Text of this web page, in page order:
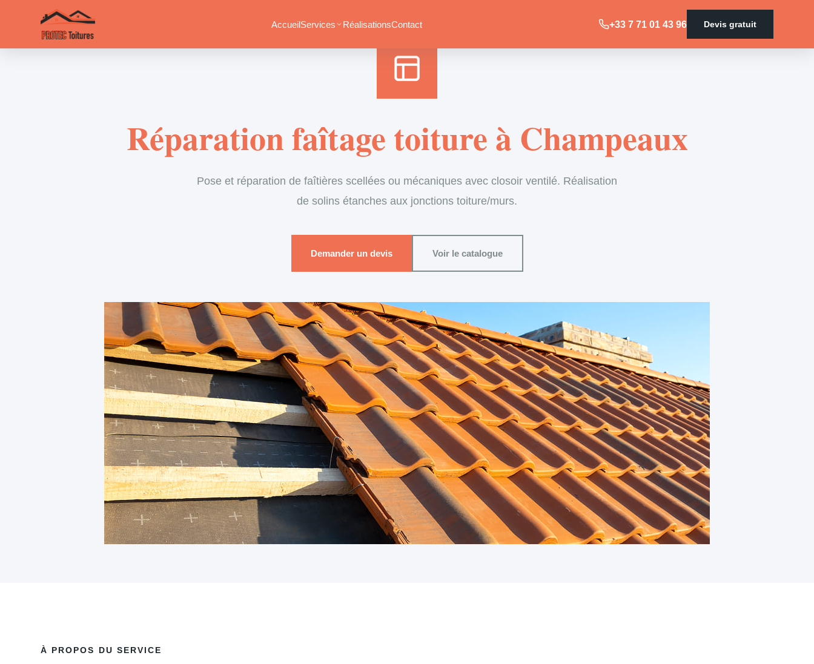
AccueilServices RéalisationsContact +33 7 71 01 43 96 Devis gratuit
Réparation faîtage toiture à Champeaux
Pose et réparation de faîtières scellées ou mécaniques avec closoir ventilé. Réalisation
de solins étanches aux jonctions toiture/murs.
Demander un devis Voir le catalogue
À PROPOS DU SERVICE